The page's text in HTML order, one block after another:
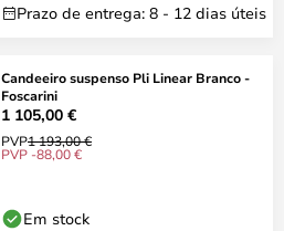
Prazo de entrega: 8 - 12 dias úteis
Candeeiro suspenso Pli Linear Branco -
Foscarini
1 105,00 €
PVP1 193,00 €
PVP -88,00 €
Em stock